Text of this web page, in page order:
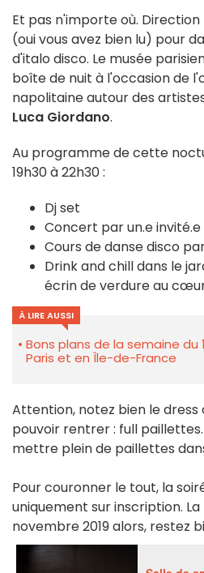
Et pas n'importe où. Direction
(oui vous avez bien lu) pour
d'italo disco. Le musée
boîte de nuit à l'occasion de
napolitaine autour des
Luca Giordano.
Au programme de cette
19h30 à 22h30 :
Dj set
Concert par un.e invité.e
Cours de danse disco
Drink and chill dans le
écrin de verdure au
À LIRE AUSSI
Bons plans de la semaine du
Paris et en Île-de-France
Attention, notez bien le
pouvoir rentrer : full
mettre plein de paillettes
Pour couronner le tout, la
uniquement sur inscription.
novembre 2019 alors, restez